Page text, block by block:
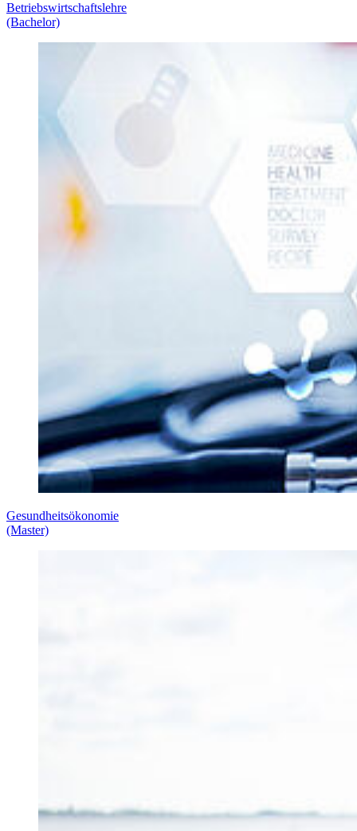
Betriebswirtschaftslehre
(Bachelor)
Gesundheitsökonomie
(Master)